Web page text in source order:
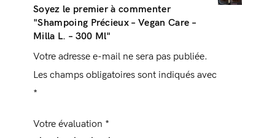
Soyez le premier à commenter
"Shampoing Précieux – Vegan Care –
Milla L. – 300 Ml"
Votre adresse e-mail ne sera pas publiée.
Les champs obligatoires sont indiqués avec
*
Votre évaluation *